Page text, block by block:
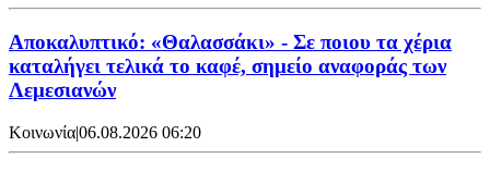
Αποκαλυπτικό: «Θαλασσάκι» - Σε ποιου τα χέρια
καταλήγει τελικά το καφέ, σημείο αναφοράς των
Λεμεσιανών
Κοινωνία|06.08.2026 06:20